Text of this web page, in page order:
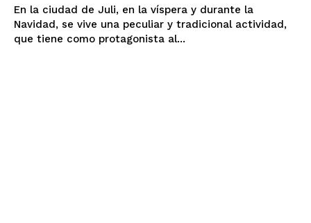
En la ciudad de Juli, en la víspera y durante la
Navidad, se vive una peculiar y tradicional actividad,
que tiene como protagonista al...